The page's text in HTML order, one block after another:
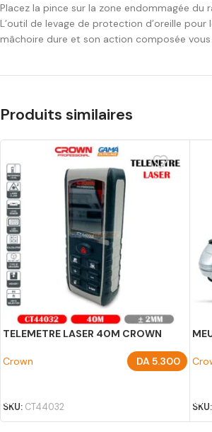
Placez la pince sur la zone endommagée
L’outil de levage de protection d’oreille
mâchoire dure et son action composée
Produits similaires
TELEMETRE LASER 40M CROWN
Crown DA5.300
SKU: CT44032 SKU: